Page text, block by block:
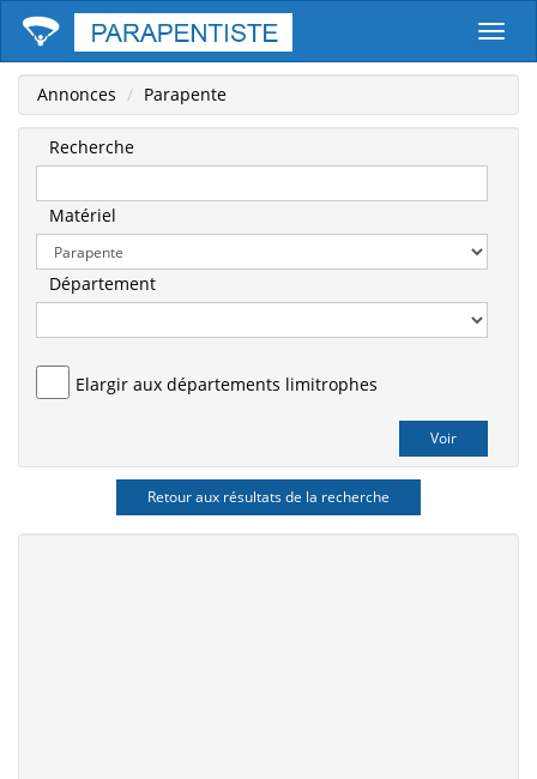
Annonces Parapente
Recherche
Matériel
Département
Elargir aux départements limitrophes
Retour aux résultats de la recherche